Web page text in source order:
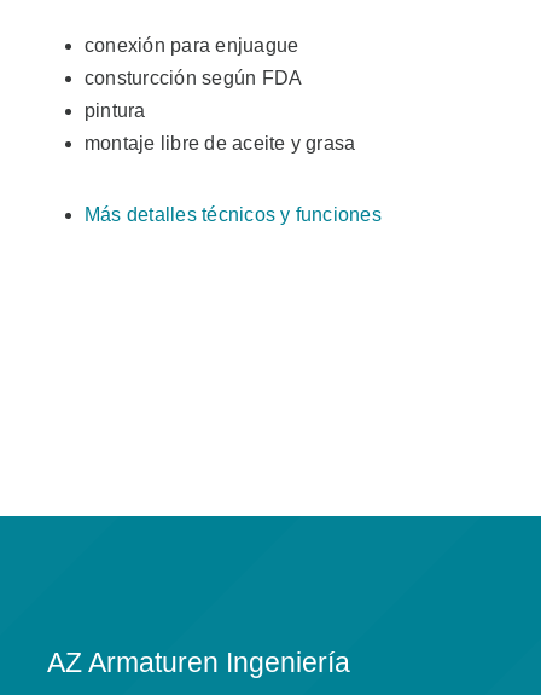
conexión para enjuague
consturcción según FDA
pintura
montaje libre de aceite y grasa
Más detalles técnicos y funciones
AZ Armaturen Ingeniería